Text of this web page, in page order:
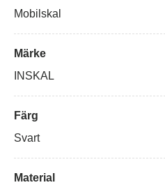
Mobilskal
Märke
INSKAL
Färg
Svart
Material